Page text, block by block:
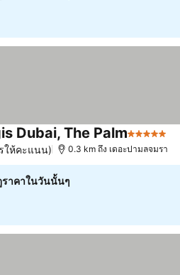
Dubai, The Palm5 ดาว
ให้คะแนน) 0.3 km ถึง เดอะปามลจมรา
ราคาในวันนั้นๆ